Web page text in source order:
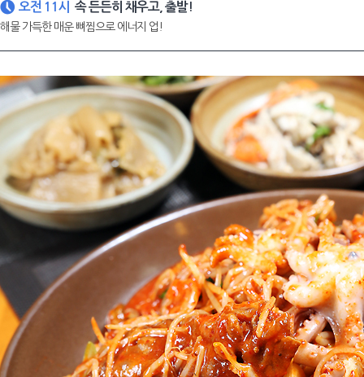
오전 11시 속 든든히 채우고, 출발!
해물 가득한 매운 뼈찜으로 에너지 업!